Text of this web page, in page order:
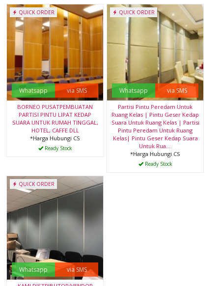
QUICK ORDER
Whatsapp via SMS
BORNEO PUSATPEMBUATAN
PARTISI PINTU LIPAT KEDAP
SUARA UNTUK RUMAH TINGGAL,
HOTEL, CAFFE DLL
*Harga Hubungi CS
Ready Stock
QUICK ORDER
Whatsapp via SMS
Partisi Pintu Peredam Untuk
Ruang Kelas | Pintu Geser Kedap
Suara Untuk Ruang Kelas | Partisi
Pintu Peredam Untuk Ruang
Kelas| Pintu Geser Kedap Suara
Untuk Rua....
*Harga Hubungi CS
Ready Stock
QUICK ORDER
Whatsapp via SMS